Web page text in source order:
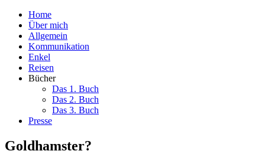
Home
Über mich
Allgemein
Kommunikation
Enkel
Reisen
Bücher
Das 1. Buch
Das 2. Buch
Das 3. Buch
Presse
Goldhamster?